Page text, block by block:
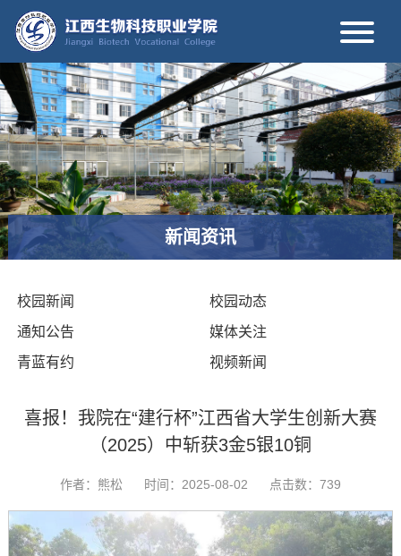
新闻资讯
校园新闻
校园动态
通知公告
媒体关注
青蓝有约
视频新闻
喜报！我院在“建行杯”江西省大学生创新大赛
（2025）中斩获3金5银10铜
作者：熊松 时间：2025-08-02 点击数： 739